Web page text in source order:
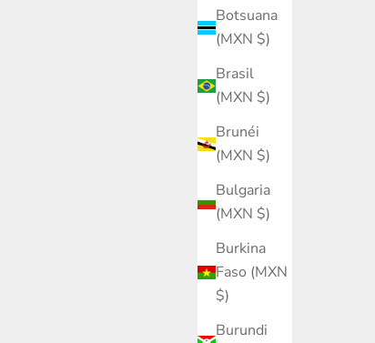
Botsuana
(MXN $)
Brasil
(MXN $)
Brunéi
(MXN $)
Bulgaria
(MXN $)
Burkina
Faso (MXN
$)
Burundi